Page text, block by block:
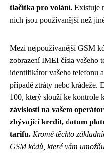
tlačítka pro volání. Existuje
nich jsou používanější než
Mezi nejpoužívanější GSM
zobrazení IMEI čísla vašeho
identifikátor vašeho telefonu
případě ztráty nebo krádeže.
100, který slouží ke kontrole
závislosti na vašem
zbývající kredit, datum
tarifu. Kromě těchto
GSM kódů, které vám